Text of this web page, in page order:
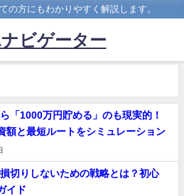
の方にもわかりやすく解説します。
ビゲーター
「1000万円貯める」のも現実的！
額と最短ルートをシミュレーション
切りしないための戦略とは？初心
イド